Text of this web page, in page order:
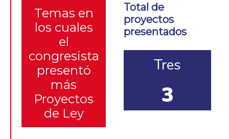
Temas en
los cuales
el
congresista
presentó
más
Proyectos
de Ley
Total de
proyectos
presentados
Tres
3